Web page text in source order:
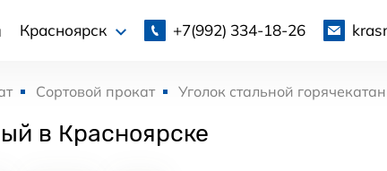
Красноярск +7(992) 334-18-26
Сортовой прокат Уголок стальной
в Красноярске